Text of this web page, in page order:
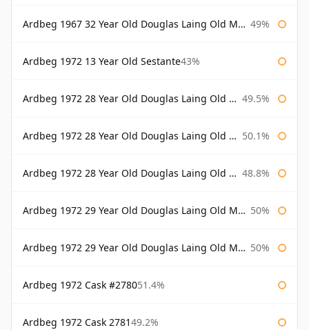
Ardbeg 1967 32 Year Old Douglas Laing Old Malt Cask 49%
Ardbeg 1972 13 Year Old Sestante43%
Ardbeg 1972 28 Year Old Douglas Laing Old Malt Cask 49.5%
Ardbeg 1972 28 Year Old Douglas Laing Old Malt Cask Bottled 2000 50.1%
Ardbeg 1972 28 Year Old Douglas Laing Old Malt Cask Bottled 2001 48.8%
Ardbeg 1972 29 Year Old Douglas Laing Old Malt Cask 50%
Ardbeg 1972 29 Year Old Douglas Laing Old Malt Cask Bottled 2001 50%
Ardbeg 1972 Cask #278051.4%
Ardbeg 1972 Cask 278149.2%